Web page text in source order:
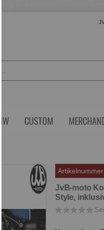
CUSTOM
Zum
Ende
Bildergalerie
springen
Zum
Anfang
Bildergalerie
springen
Artikelnummer
JvB-moto
Style,